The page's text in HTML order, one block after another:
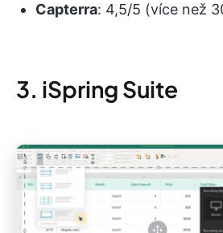
Capterra: 4,5/5 (více než
3. iSpring Suite